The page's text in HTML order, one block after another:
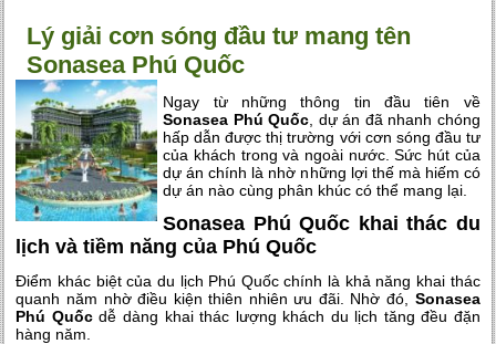
Lý giải cơn sóng đầu tư mang tên
Sonasea Phú Quốc
Ngay từ những thông tin đầu tiên về
Sonasea Phú Quốc , dự án đã nhanh chóng
hấp dẫn được thị trường với cơn sóng đầu tư
của khách trong và ngoài nước. Sức hút của
dự án chính là nhờ những lợi thế mà hiếm có
dự án nào cùng phân khúc có thể mang lại.
Sonasea Phú Quốc khai thác du
lịch và tiềm năng của Phú Quốc
Điểm khác biệt của du lịch Phú Quốc chính là khả năng khai thác
quanh năm nhờ điều kiện thiên nhiên ưu đãi. Nhờ đó, Sonasea
Phú Quốcdễ dàng khai thác lượng khách du lịch tăng đều đặn
hàng năm.